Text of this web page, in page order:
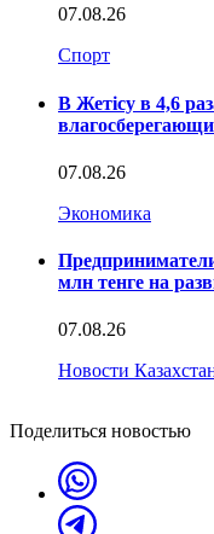
07.08.26
Спорт
В Жетісу в 4,6
07.08.26
Экономика
млн тенге на
07.08.26
Новости
Поделиться новостью